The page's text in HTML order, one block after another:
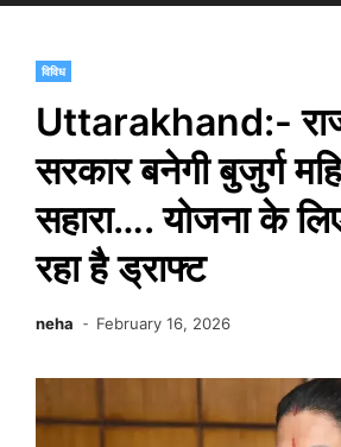
विविध
Uttarakhand:-
सरकार बनेगी बुजुर्ग
सहारा…. योजना के
रहा है ड्राफ्ट
neha February 16, 2026